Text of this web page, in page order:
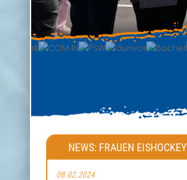
NEWS: FRAUEN EISHOCKEY
08.02.2024